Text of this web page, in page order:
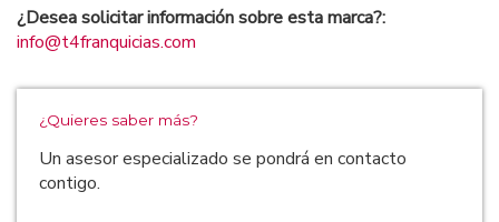
¿Desea solicitar información sobre esta marca?:
info@t4franquicias.com
¿Quieres saber más?
Un asesor especializado se pondrá en contacto
contigo.